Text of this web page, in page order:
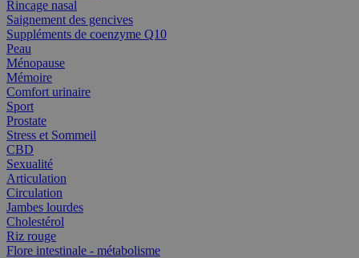
Rincage nasal
Saignement des gencives
Suppléments de coenzyme Q10
Peau
Ménopause
Mémoire
Comfort urinaire
Sport
Prostate
Stress et Sommeil
CBD
Sexualité
Articulation
Circulation
Jambes lourdes
Cholestérol
Riz rouge
Flore intestinale - métabolisme